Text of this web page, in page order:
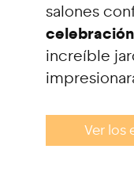
salones
increíble
Ver los